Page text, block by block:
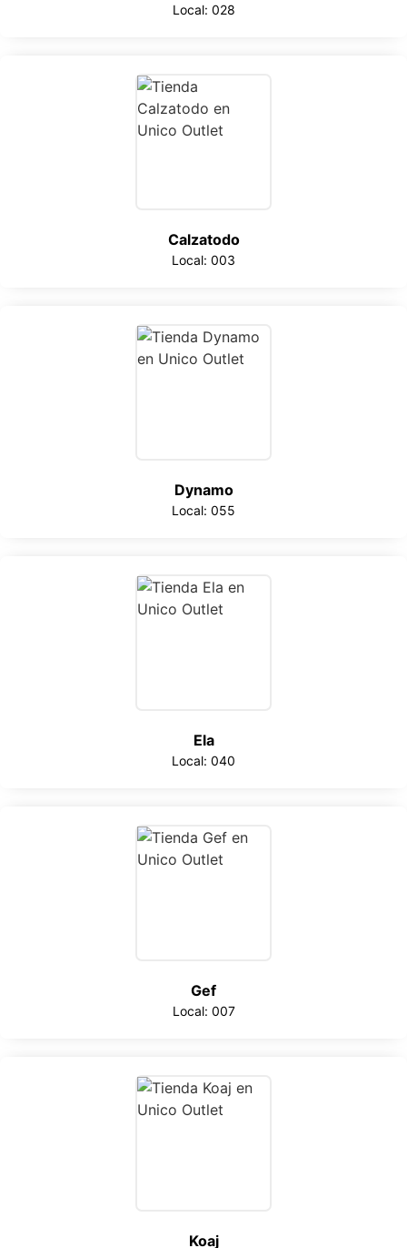
Local: 028
Calzatodo
Local: 003
Dynamo
Local: 055
Ela
Local: 040
Gef
Local: 007
Koaj